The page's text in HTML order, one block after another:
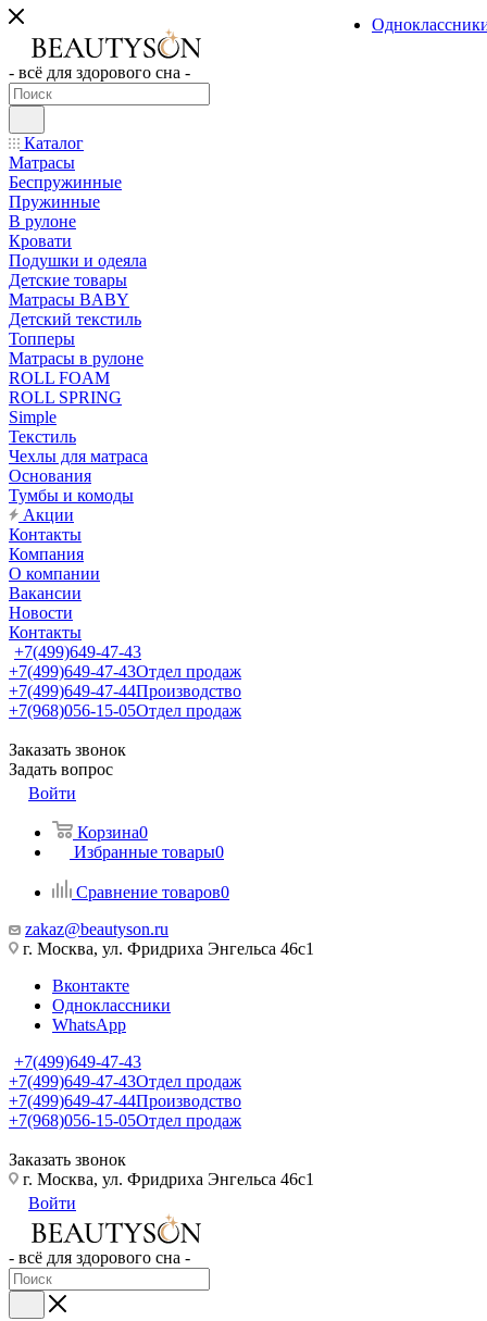
- всё для здорового сна -
Каталог
Матрасы
Беспружинные
Пружинные
В рулоне
Кровати
Подушки и одеяла
Детские товары
Матрасы BABY
Детский текстиль
Топперы
Матрасы в рулоне
ROLL FOAM
ROLL SPRING
Simple
Текстиль
Чехлы для матраса
Основания
Тумбы и комоды
Акции
Контакты
Компания
О компании
Вакансии
Новости
Контакты
+7(499)649-47-43
+7(499)649-47-43Отдел продаж
+7(499)649-47-44Производство
+7(968)056-15-05Отдел продаж
Заказать звонок
Задать вопрос
Войти
Корзина0
Избранные товары0
Сравнение товаров0
zakaz@beautyson.ru
г. Москва, ул. Фридриха Энгельса 46с1
Вконтакте
Одноклассники
WhatsApp
+7(499)649-47-43
+7(499)649-47-43Отдел продаж
+7(499)649-47-44Производство
+7(968)056-15-05Отдел продаж
Заказать звонок
г. Москва, ул. Фридриха Энгельса 46с1
Войти
- всё для здорового сна -